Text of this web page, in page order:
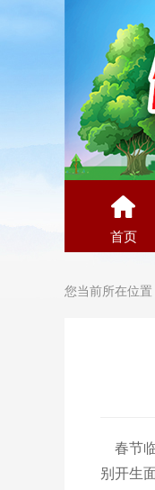
首页
您当前所在位置
春节临
别开生